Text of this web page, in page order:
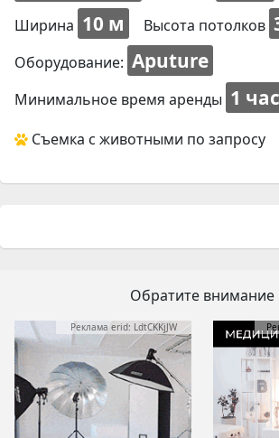
Ширина 10 м Высота потолков
Оборудование: Aputure
Минимальное время аренды 1 час
Съемка с животными по запросу
Обратите внимание
Реклама erid: LdtCKKjJW